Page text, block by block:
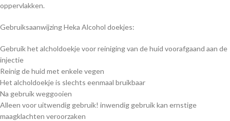
oppervlakken.
Gebruiksaanwijzing Heka Alcohol doekjes:
Gebruik het alcholdoekje voor reiniging van de huid voorafgaand aan de
injectie
Reinig de huid met enkele vegen
Het alcholdoekje is slechts eenmaal bruikbaar
Na gebruik weggooien
Alleen voor uitwendig gebruik! inwendig gebruik kan ernstige
maagklachten veroorzaken